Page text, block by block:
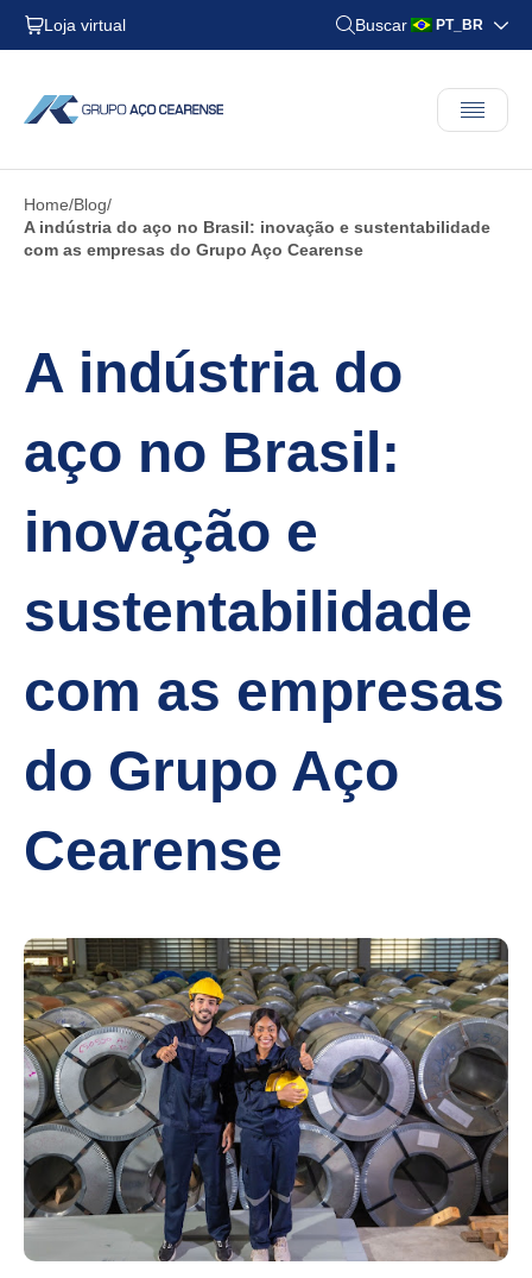
Loja virtual Buscar PT_BR
Home Blog
A indústria do aço no Brasil: inovação e sustentabilidade
com as empresas do Grupo Aço Cearense
A indústria do
aço no Brasil:
inovação e
sustentabilidade
com as empresas
do Grupo Aço
Cearense